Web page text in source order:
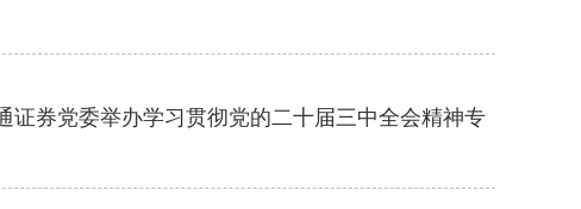
证券党委举办学习贯彻党的二十届三中全会精神专